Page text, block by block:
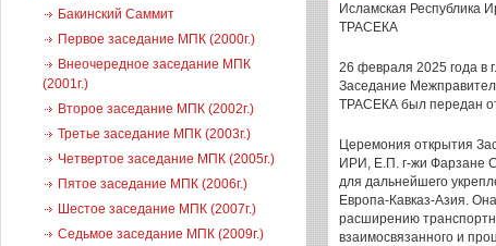
Бакинский Саммит
Первое заседание МПК (2000г.)
Внеочередное заседание МПК
(2001г.)
Второе заседание МПК (2002г.)
Третье заседание МПК (2003г.)
Четвертое заседание МПК (2005г.)
Пятое заседание МПК (2006г.)
Шестое заседание МПК (2007г.)
Седьмое заседание МПК (2009г.)
Исламская Республика
ТРАСЕКА
26 февраля 2025 года в
Заседание
ТРАСЕКА был передан
Церемония открытия
ИРИ, Е.П. г-жи Фарзане
для дальнейшего
Европа-Кавказ-Азия.
расширению
взаимосвязанного и